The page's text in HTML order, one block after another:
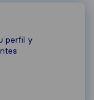
perfil y